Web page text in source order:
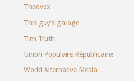
Theovox
This guy’s garage
Tim Truth
Union Populaire Républicaine
World Alternative Media